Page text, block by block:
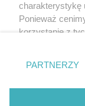
charakterystykę
Ponieważ
korzystanie z
zmienić/
znajdujący się
rodzaje
użytkownika,
PARTNERZY